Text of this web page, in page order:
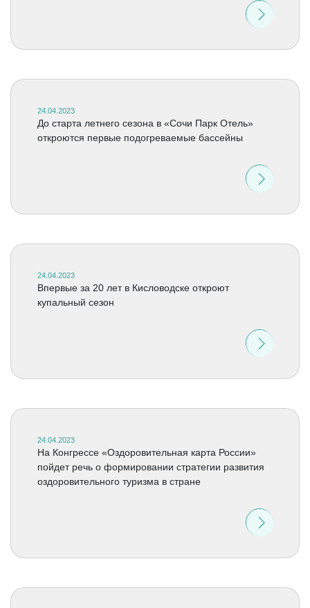
24.04.2023
До старта летнего сезона в «Сочи Парк Отель»
откроются первые подогреваемые бассейны
24.04.2023
Впервые за 20 лет в Кисловодске откроют
купальный сезон
24.04.2023
На Конгрессе «Оздоровительная карта России»
пойдет речь о формировании стратегии развития
оздоровительного туризма в стране